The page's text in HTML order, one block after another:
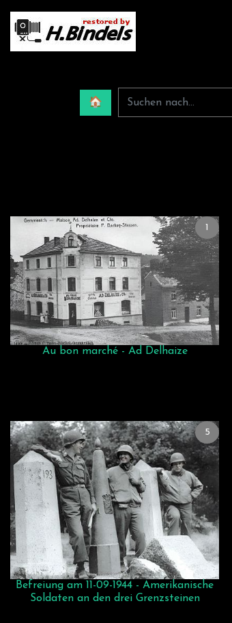
🏠
Au bon marché - Ad Delhaize
1
Befreiung am 11-09-1944 - Amerikanische
Soldaten an den drei Grenzsteinen
5